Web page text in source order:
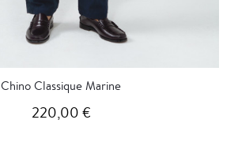
Chino Classique Marine
220,00 €